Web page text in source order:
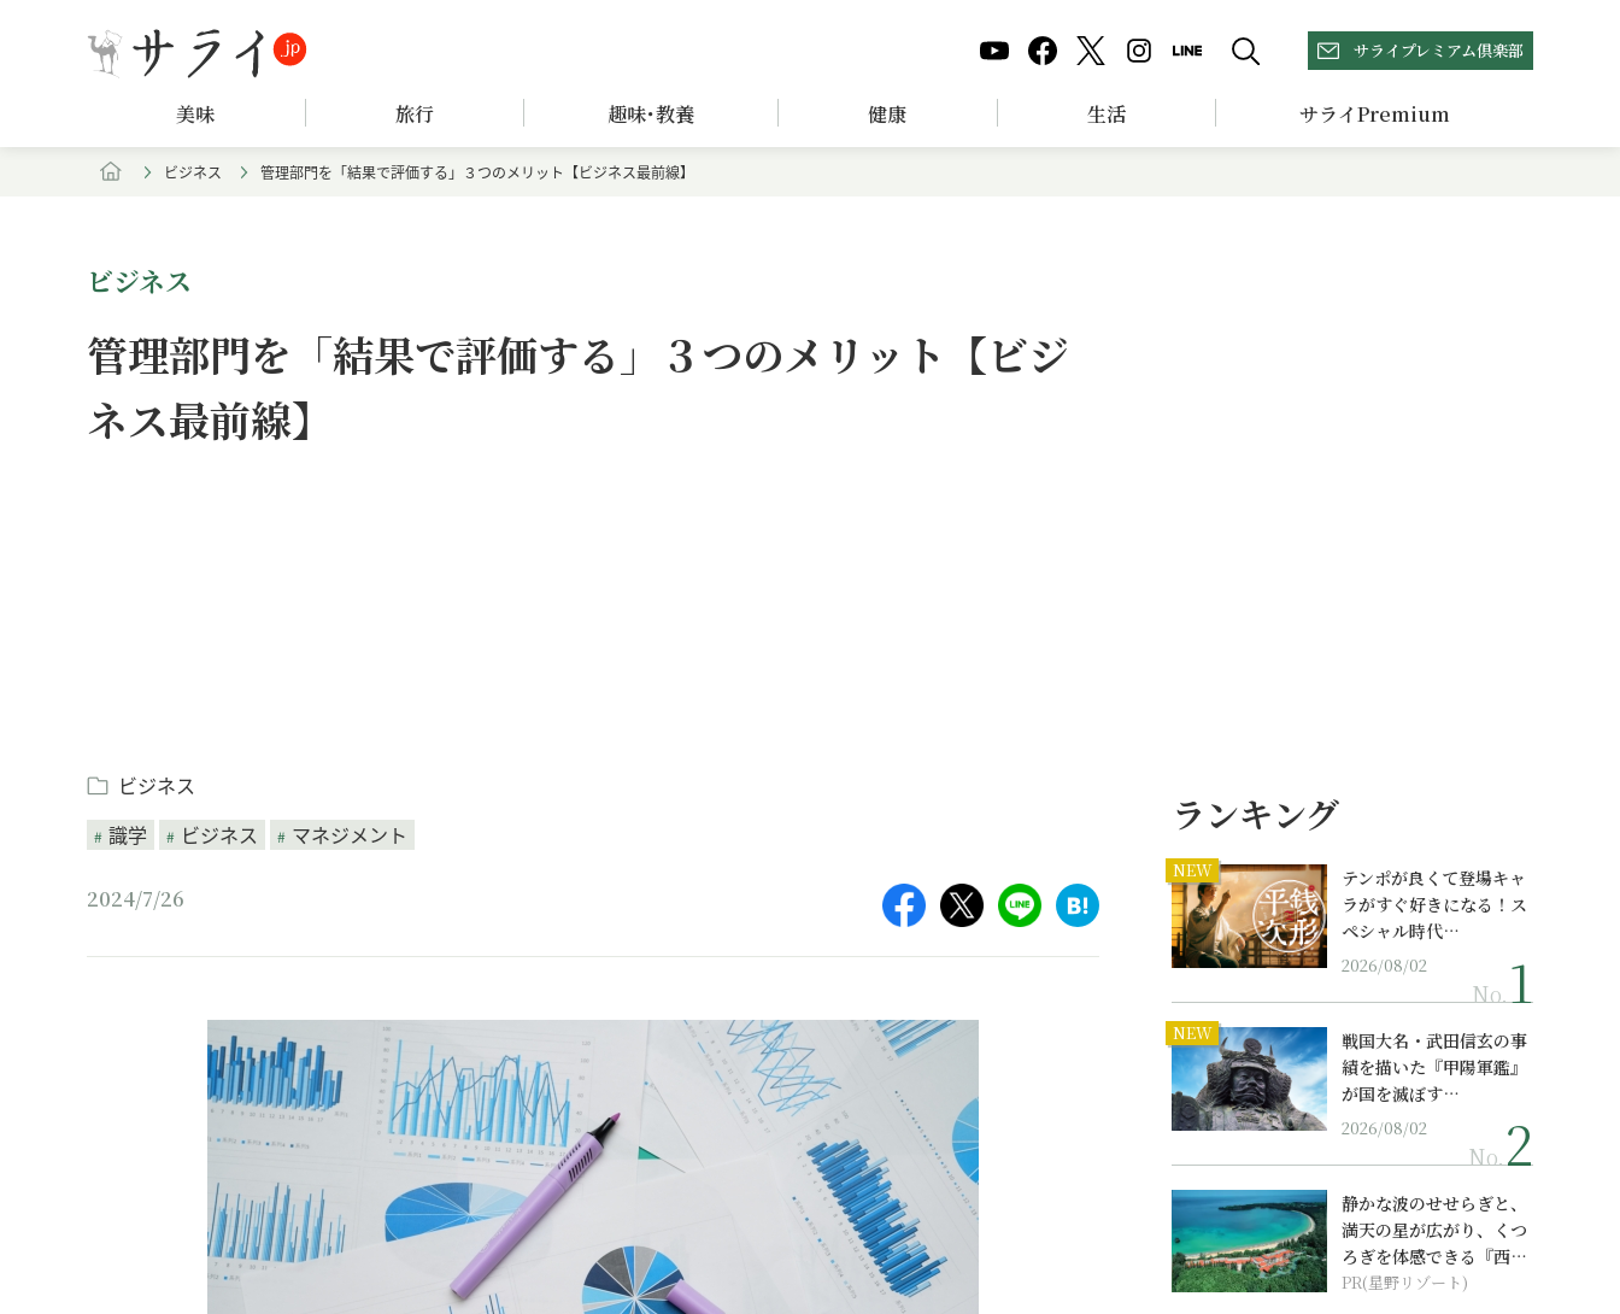
サライプレミアム倶楽部
美味 旅行 趣味･教養 健康 生活 サライPremium
ビジネス 管理部門を「結果で評価する」３つのメリット【ビジネス最前線】
ビジネス
管理部門を「結果で評価する」３つのメリット【ビジ
ネス最前線】
ビジネス
識学
ビジネス マネジメント
2024/7/26
ランキング
NEW
テンポが良くて登場キャ
ラがすぐ好きになる！ス
ペシャル時代…
2026/08/02
No.
NEW
戦国大名・武田信玄の事
績を描いた『甲陽軍鑑』
が国を滅ぼす…
2026/08/02
No.
静かな波のせせらぎと、
満天の星が広がり、くつ
ろぎを体感できる『西表
島ホテル by...
PR(星野リゾート)